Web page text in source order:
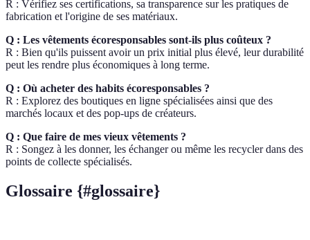
R : Vérifiez ses certifications, sa transparence sur les pratiques de
fabrication et l'origine de ses matériaux.
Q : Les vêtements écoresponsables sont-ils plus coûteux ?
R : Bien qu'ils puissent avoir un prix initial plus élevé, leur durabilité
peut les rendre plus économiques à long terme.
Q : Où acheter des habits écoresponsables ?
R : Explorez des boutiques en ligne spécialisées ainsi que des
marchés locaux et des pop-ups de créateurs.
Q : Que faire de mes vieux vêtements ?
R : Songez à les donner, les échanger ou même les recycler dans des
points de collecte spécialisés.
Glossaire {#glossaire}